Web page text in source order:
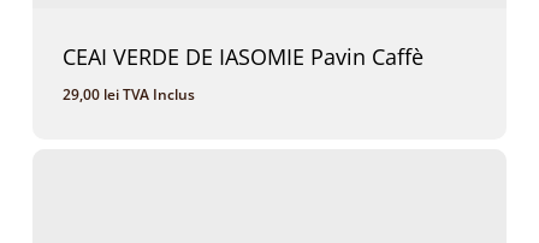
CEAI VERDE DE IASOMIE Pavin Caffè
29,00 leiTVA Inclus